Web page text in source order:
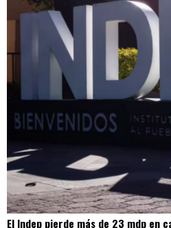
El Indep pierde más de 23 mdp en